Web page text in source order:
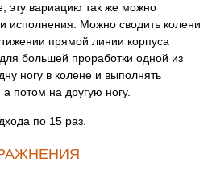
эту вариацию так же можно
исполнения. Можно сводить колени
прямой линии корпуса
большей проработки одной из
ногу в колене и выполнять
потом на другую ногу.
по 15 раз.